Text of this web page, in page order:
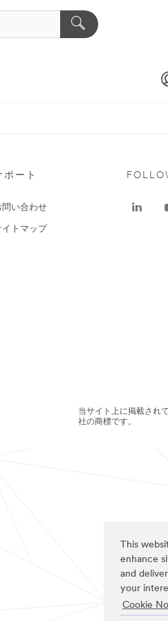
This
enhance
and
your
Cookie
ポート
問い合わせ
イトマップ
当サイト上に掲載され
社の商標です。